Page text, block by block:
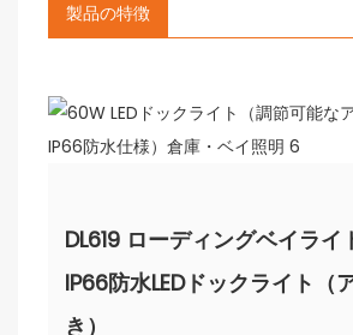
製品の特徴
DL619 ローディングベイライ
IP66防水LEDドックライト（
き）